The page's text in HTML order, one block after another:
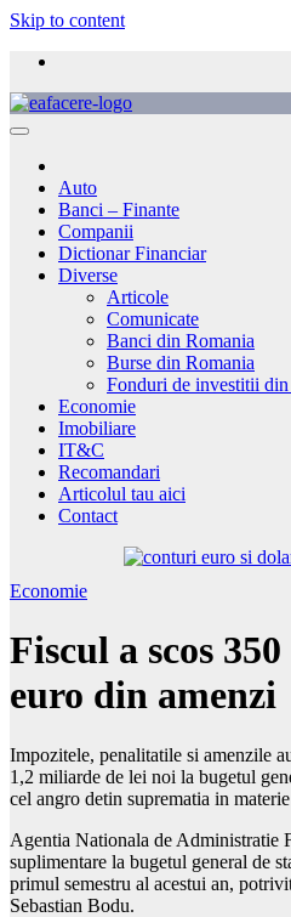
Skip to content
Auto
Banci – Finante
Companii
Dictionar Financiar
Diverse
Articole
Comunicate
Banci din Romania
Burse din Romania
Fonduri de investitii din
Economie
Imobiliare
IT&C
Recomandari
Articolul tau aici
Contact
Economie
Fiscul a scos
euro din amenzi
Impozitele, penalitatile si amenzile
1,2 miliarde de lei noi la bugetul
cel angro detin suprematia in
Agentia Nationala de Administratie
suplimentare la bugetul general de
primul semestru al acestui an,
Sebastian Bodu.